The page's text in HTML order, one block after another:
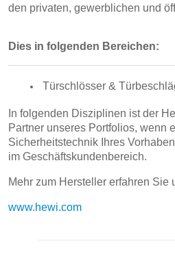
den privaten, gewerblichen und
Dies in folgenden Bereichen:
Türschlösser &
In folgenden Disziplinen ist der
Partner unseres Portfolios, wenn
Sicherheitstechnik Ihres
im Geschäftskundenbereich.
Mehr zum Hersteller erfahren Sie
www.hewi.com